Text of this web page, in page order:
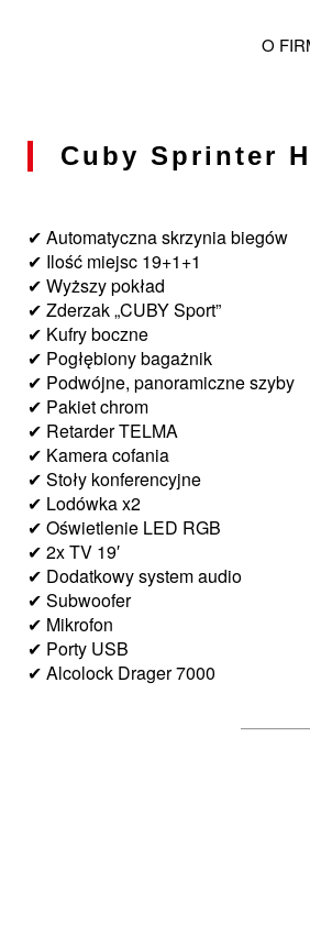
O
Cuby Sprinter
✔ Automatyczna skrzynia biegów
✔ Ilość miejsc 19+1+1
✔ Wyższy pokład
✔ Zderzak „CUBY Sport”
✔ Kufry boczne
✔ Pogłębiony bagażnik
✔ Podwójne, panoramiczne szyby
✔ Pakiet chrom
✔ Retarder TELMA
✔ Kamera cofania
✔ Stoły konferencyjne
✔ Lodówka x2
✔ Oświetlenie LED RGB
✔ 2x TV 19′
✔ Dodatkowy system audio
✔ Subwoofer
✔ Mikrofon
✔ Porty USB
✔ Alcolock Drager 7000